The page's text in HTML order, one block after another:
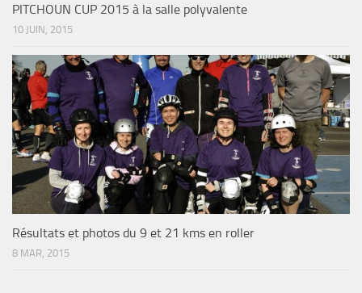
PITCHOUN CUP 2015 à la salle polyvalente
10 JUIN, 2015
Résultats et photos du 9 et 21 kms en roller
8 MAR, 2015